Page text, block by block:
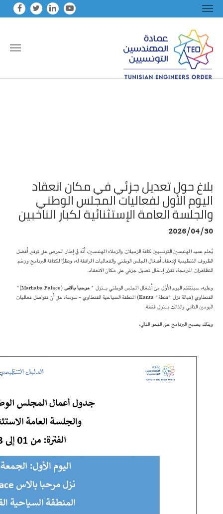
بلاغ حول تعديل جزئي في مكان انعقاد
اليوم الأول لفعاليات المجلس الوطني
والجلسة العامة الإستثنائية لكبار الناخبين
2026/04/30
يُعلم عميد المهندسين التونسيين كافة الزميلات والزملاء المهندسين، أنّه في إطار الحرص على توفير أفضل
الظروف التنظيمية لإنعقاد أشغال المجلس الوطني والفعاليات المرافقة له، ونظرًا لكثافة البرنامج وزخم
التظاهرات المبرمجة، تقرّر إدخال تعديل جزئي على مكان الانعقاد.
وعليه، سينتظم اليوم الأوّل من أشغال المجلس الوطني بـنزل " مرحبا بالاس
(Marhaba Palace)"
القنطاوي (قبالة نزل "قنطة" Kanta) المنطقة السياحية القنطاوي - سوسة، على أن تتواصل فعاليات
اليومين الثاني والثالث بـنزل قنطة.
وبذلك يصبح البرنامج على النحو التالي: